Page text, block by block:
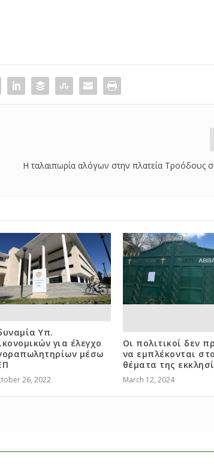
Η ταλαιπωρία αλόγων στην πλατεία Τροόδους
Υπ.
για έλεγχο
μέσω
26, 2022
Οι πολιτικοί δεν
να εμπλέκονται
θέματα της
March 12, 2024